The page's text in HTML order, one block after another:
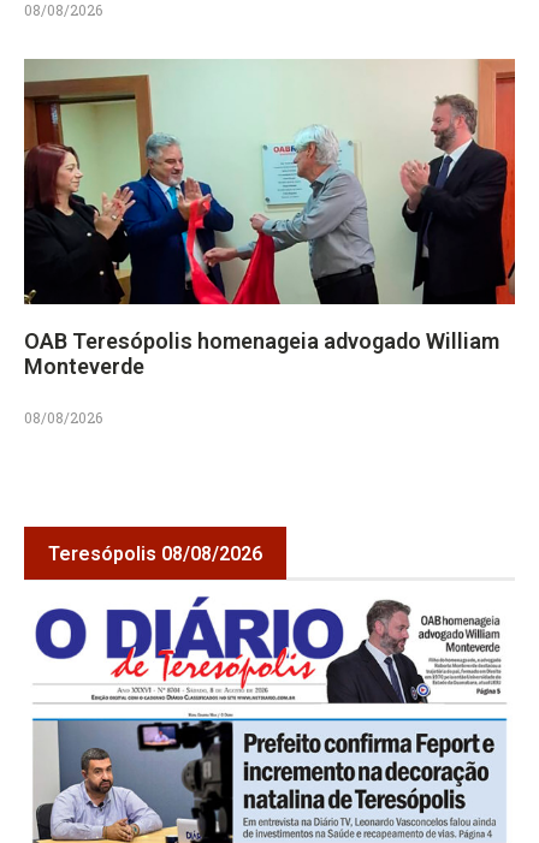
08/08/2026
OAB Teresópolis homenageia advogado William
Monteverde
08/08/2026
Teresópolis 08/08/2026